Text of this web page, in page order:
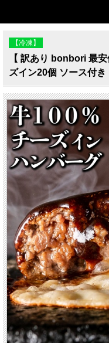
【冷凍】
【 訳あり bonbori 最
ズイン20個 ソース付き